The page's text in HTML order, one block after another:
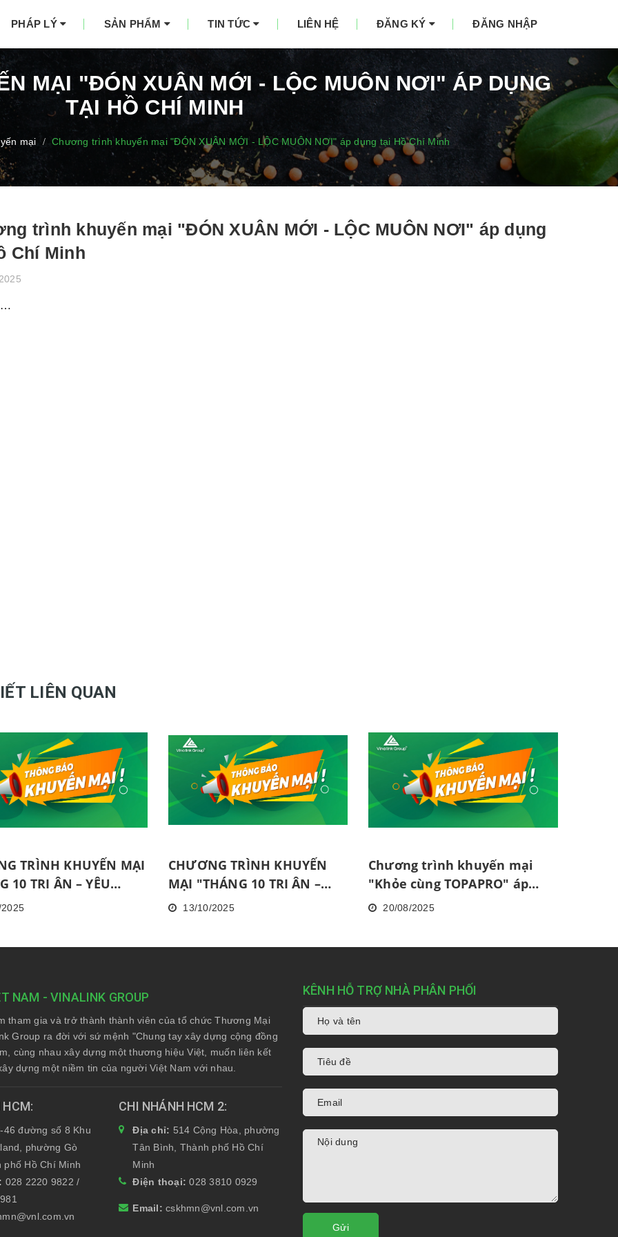
PHÁP LÝ SẢN PHẨM TIN TỨC LIÊN HỆ ĐĂNG KÝ ĐĂNG NHẬP
MẠI "ĐÓN XUÂN MỚI - LỘC MUÔN NƠI" ÁP DỤNG
TẠI HỒ CHÍ MINH
mại / Chương trình khuyến mại "ĐÓN XUÂN MỚI - LỘC MUÔN NƠI" áp dụng tại Hồ Chí Minh
trình khuyến mại "ĐÓN XUÂN MỚI - LỘC MUÔN NƠI" áp dụng
Chí Minh
LIÊN QUAN
TRÌNH KHUYẾN MẠI
10 TRI ÂN – YÊU
LAN TỎA 1" ÁP
CHƯƠNG TRÌNH KHUYẾN
MẠI "THÁNG 10 TRI ÂN –
YÊU THƯƠNG LAN TỎA" ÁP
13/10/2025
Chương trình khuyến mại
"Khỏe cùng TOPAPRO" áp
dụng tại TP. Hà Nội
20/08/2025
NAM - VINALINK GROUP
tham gia và trở thành thành viên của tổ chức Thương Mại
Group ra đời với sứ mệnh "Chung tay xây dựng cộng đồng
cùng nhau xây dựng một thương hiệu Việt, muốn liên kết
dựng một niềm tin của người Việt Nam với nhau.
HCM
46 đường số 8 Khu
phường Gò
phố Hồ Chí Minh
028 2220 9822 /
CHI NHÁNH HCM 2
Địa chỉ: 514 Cộng Hòa, phường
Tân Bình, Thành phố Hồ Chí
Minh
Điện thoại:028 3810 0929
Email:cskhmn@vnl.com.vn
KÊNH HỖ TRỢ NHÀ PHÂN PHỐI
Gửi